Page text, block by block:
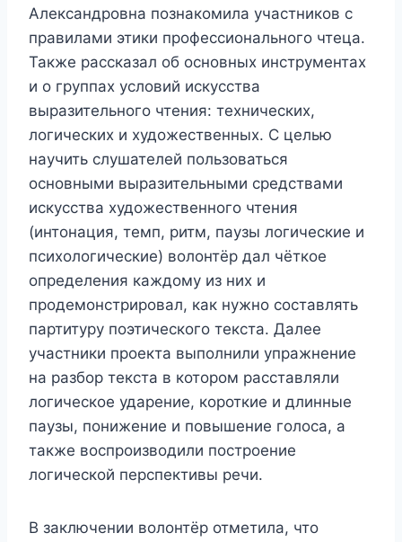
Александровна познакомила участников с
правилами этики профессионального чтеца.
Также рассказал об основных инструментах
и о группах условий искусства
выразительного чтения: технических,
логических и художественных. С целью
научить слушателей пользоваться
основными выразительными средствами
искусства художественного чтения
(интонация, темп, ритм, паузы логические и
психологические) волонтёр дал чёткое
определения каждому из них и
продемонстрировал, как нужно составлять
партитуру поэтического текста. Далее
участники проекта выполнили упражнение
на разбор текста в котором расставляли
логическое ударение, короткие и длинные
паузы, понижение и повышение голоса, а
также воспроизводили построение
логической перспективы речи.
В заключении волонтёр отметила, что